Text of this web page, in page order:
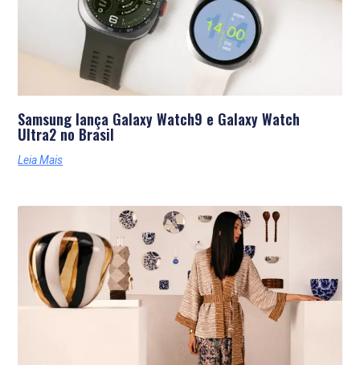
Samsung lança Galaxy Watch9 e Galaxy Watch
Ultra2 no Brasil
Leia Mais